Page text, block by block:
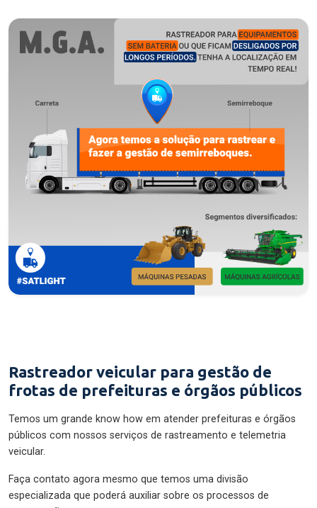
Rastreador veicular para gestão de
frotas de prefeituras e órgãos públicos
Temos um grande know how em atender prefeituras e órgãos
públicos com nossos serviços de rastreamento e telemetria
veicular.
Faça contato agora mesmo que temos uma divisão
especializada que poderá auxiliar sobre os processos de